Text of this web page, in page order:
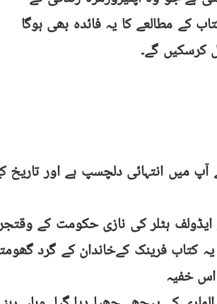
کے مطالعے کا یہ فائدہ بھی ہوگا
کرسکیں گے۔
میں انتہائی دلچسپ ہے اور تاریخ
ایڈولف ہٹلر کی نازی حکومت کے
فرینک کےخاندان کے گرد
اس خفیہ